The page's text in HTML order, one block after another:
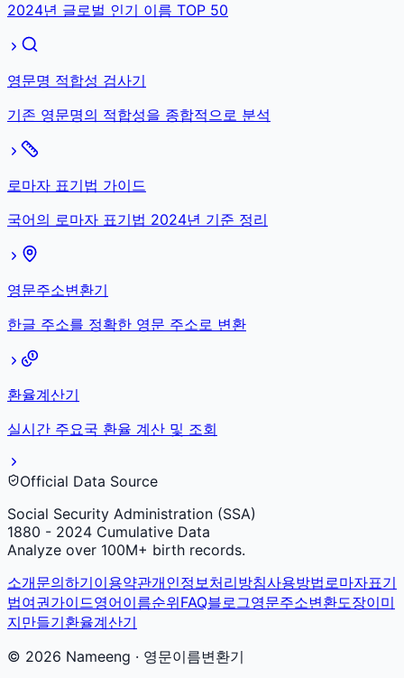
2024년 글로벌 인기 이름 TOP 50
영문명 적합성 검사기
기존 영문명의 적합성을 종합적으로 분석
로마자 표기법 가이드
국어의 로마자 표기법 2024년 기준 정리
영문주소변환기
한글 주소를 정확한 영문 주소로 변환
환율계산기
실시간 주요국 환율 계산 및 조회
Official Data Source
Social Security Administration (SSA)
1880 - 2024 Cumulative Data
Analyze over 100M+ birth records.
소개문의하기이용약관개인정보처리방침사용방법로마자표기
법여권가이드영어이름순위FAQ블로그영문주소변환도장이미
지만들기환율계산기
© 2026 Nameeng · 영문이름변환기